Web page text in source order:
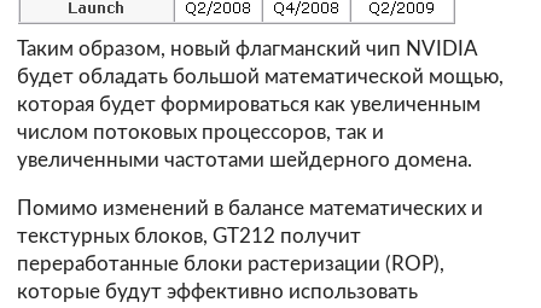
Таким образом, новый флагманский чип NVIDIA
будет обладать большой математической мощью,
которая будет формироваться как увеличенным
числом потоковых процессоров, так и
увеличенными частотами шейдерного домена.
Помимо изменений в балансе математических и
текстурных блоков, GT212 получит
переработанные блоки растеризации (ROP),
которые будут эффективно использовать